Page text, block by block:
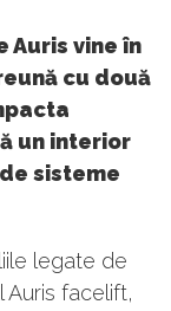
vine în
cu două
un interior
sisteme
legate de
facelift,